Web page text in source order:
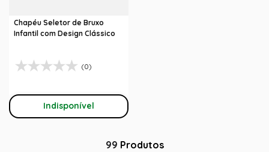
Chapéu Seletor de Bruxo
Infantil com Design Clássico
(0)
Indisponível
99 Produtos